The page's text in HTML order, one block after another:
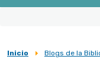
Sobrescribir
Inicio Blogs de la